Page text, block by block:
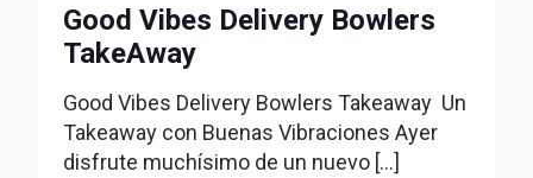
Good Vibes Delivery Bowlers
TakeAway
Good Vibes Delivery Bowlers Takeaway Un
Takeaway con Buenas Vibraciones Ayer
disfrute muchísimo de un nuevo […]